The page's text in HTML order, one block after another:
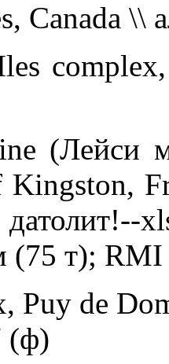
Canada \\
(Лейси
(75 т); RMI
Puy de
(ф)